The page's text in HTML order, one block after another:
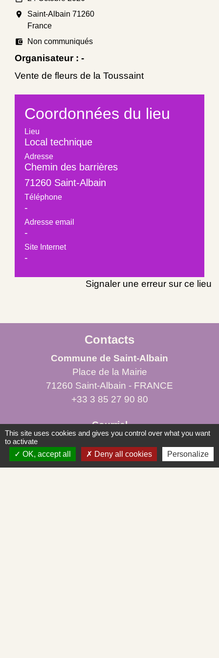
room
Saint-Albain 71260
France
account_balance_wallet Non communiqués
Organisateur : -
Vente de fleurs de la Toussaint
Coordonnées du lieu
Lieu
Local technique
Adresse
Chemin des barrières
71260 Saint-Albain
Téléphone
-
Adresse email
-
Site Internet
-
Signaler une erreur sur ce lieu
Contacts
Commune de Saint-Albain
Place de la Mairie
71260 Saint-Albain - FRANCE
+33 3 85 27 90 80
Courriel
mairie.st-albain@orange.fr
This site uses cookies and gives you control over what you want
to activate
OK, accept all
Deny all cookies Personalize